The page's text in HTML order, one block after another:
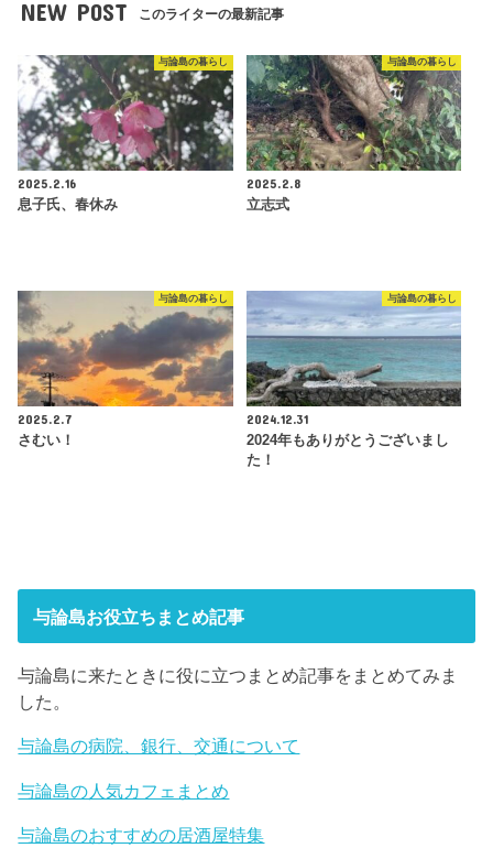
NEW POST このライターの最新記事
与論島の暮らし
2025.2.16
息子氏、春休み
与論島の暮らし
2025.2.8
立志式
与論島の暮らし
2025.2.7
さむい！
与論島の暮らし
2024.12.31
2024年もありがとうございまし
た！
与論島お役立ちまとめ記事
与論島に来たときに役に立つまとめ記事をまとめてみま
した。
与論島の病院、銀行、交通について
与論島の人気カフェまとめ
与論島のおすすめの居酒屋特集